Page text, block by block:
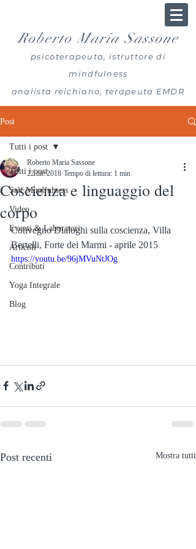
Roberto Maria Sassone
psicoterapeuta, istruttore di
mindfulness
analista reichiano, terapeuta EMDR
Post
Tutti i post
Self Mindfulness
Video
Eventi & Laboratori
Articoli
Contributi
Yoga Integrale
Blog
Tutti i post
Coscienza e linguaggio del
corpo
Roberto Maria Sassone
22 dic 2018 Tempo di lettura: 1 min
Convegno Dialoghi sulla coscienza, Villa
Bertelli, Forte dei Marmi - aprile 2015
https://youtu.be/96jMVuNtJOg
Post recenti Mostra tutti